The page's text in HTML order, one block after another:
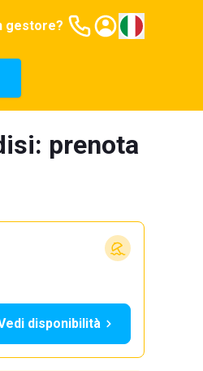
gestore?
prenota
disponibilità